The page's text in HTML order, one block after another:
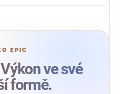
ve své
formě.